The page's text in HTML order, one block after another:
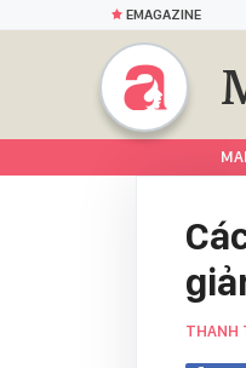
EMAGAZINE
THANH